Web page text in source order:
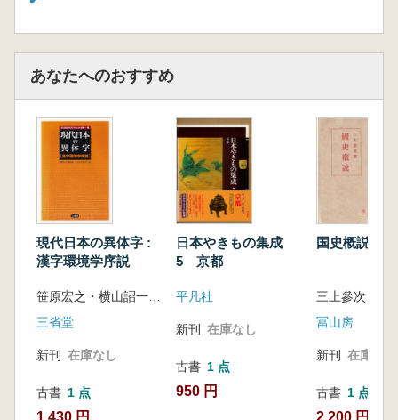
あなたへのおすすめ
現代日本の異体字 :
漢字環境学序説
笹原宏之・横山詔一・エリク・ロング
三省堂
新刊 在庫なし
古書 1 点
日本やきもの集成
5 京都
平凡社
新刊 在庫なし
古書 1 点
950 円
国史概説
三上參次 著
冨山房
新刊 在庫なし
古書 1 点